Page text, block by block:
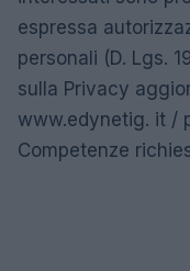
espressa
personali (D. Lgs.
sulla Privacy
www.edynetig. it /
Competenze